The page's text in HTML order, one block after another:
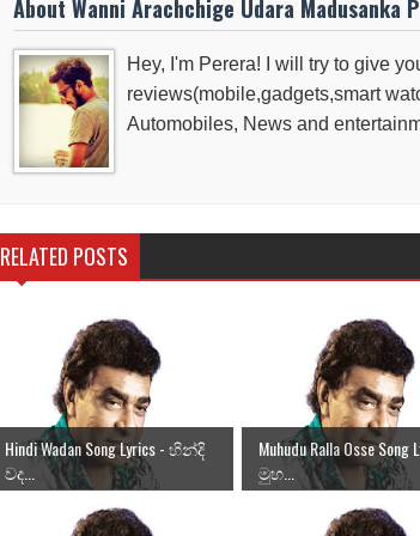
About Wanni Arachchige Udara Madusanka
Hey, I'm Perera! I will try to give
reviews(mobile,gadgets,smart
Automobiles, News and
RELATED POSTS
Hindi Wadan Song Lyrics - හින්දි
වද...
Muhudu Ralla Osse Song
මුහ...